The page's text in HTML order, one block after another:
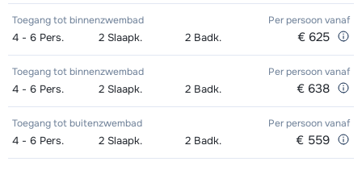
Toegang tot binnenzwembad Per persoonvanaf
4 - 6 Pers. 2 Slaapk. 2 Badk. € 625
Toegang tot binnenzwembad Per persoonvanaf
4 - 6 Pers. 2 Slaapk. 2 Badk. € 638
Toegang tot buitenzwembad Per persoonvanaf
4 - 6 Pers. 2 Slaapk. 2 Badk. € 559